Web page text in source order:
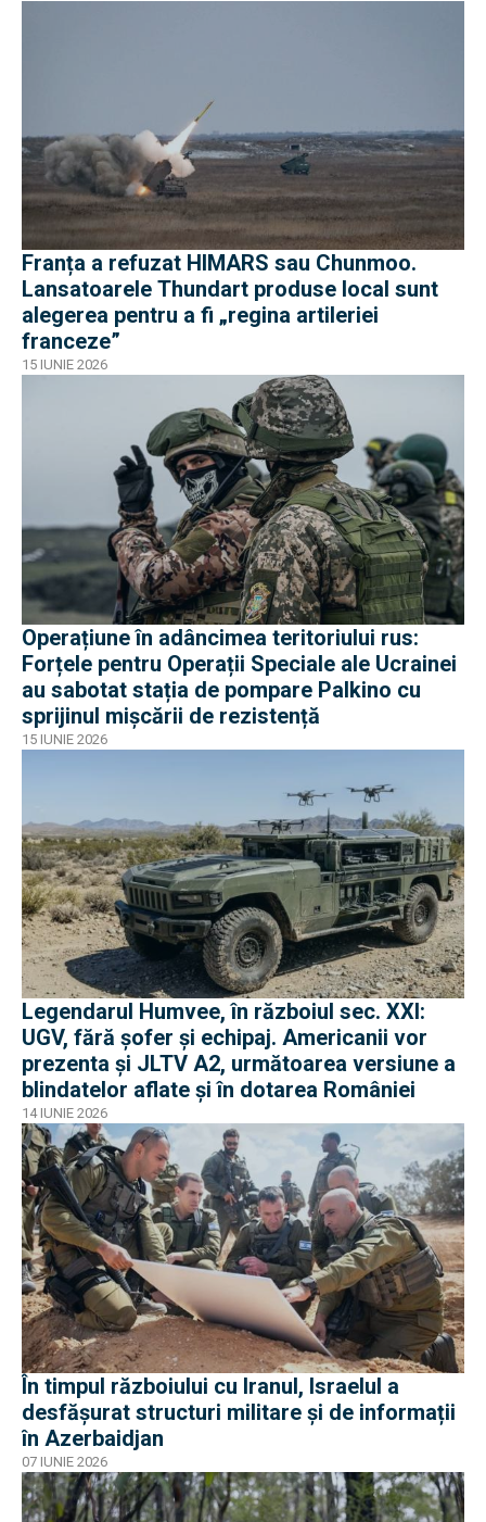
Franța a refuzat HIMARS sau Chunmoo.
Lansatoarele Thundart produse local sunt
alegerea pentru a fi „regina artileriei
franceze”
15 IUNIE 2026
Operațiune în adâncimea teritoriului rus:
Forțele pentru Operații Speciale ale Ucrainei
au sabotat stația de pompare Palkino cu
sprijinul mișcării de rezistență
15 IUNIE 2026
Legendarul Humvee, în războiul sec. XXI:
UGV, fără șofer și echipaj. Americanii vor
prezenta și JLTV A2, următoarea versiune a
blindatelor aflate și în dotarea României
14 IUNIE 2026
În timpul războiului cu Iranul, Israelul a
desfășurat structuri militare și de informații
în Azerbaidjan
07 IUNIE 2026